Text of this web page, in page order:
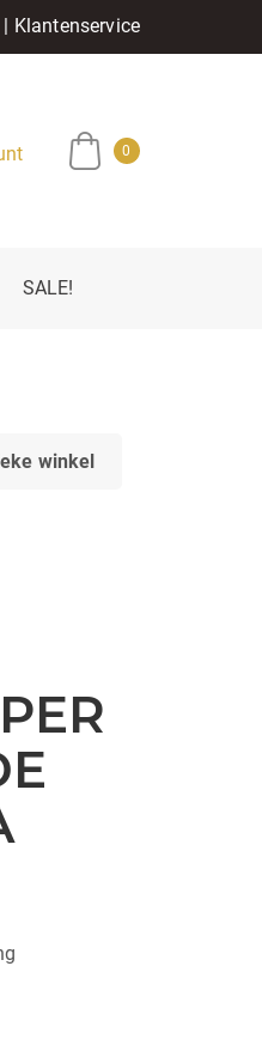
| Klantenservice
0
SALE!
winkel